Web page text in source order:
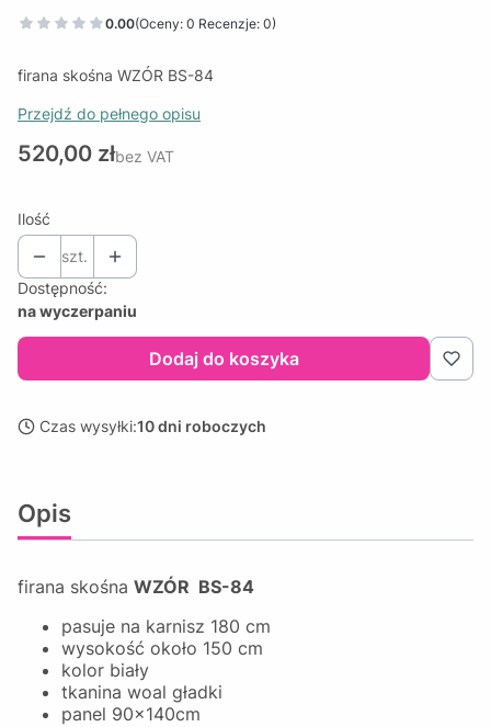
0.00(Oceny: 0 Recenzje: 0)
firana skośna WZÓR BS-84
Przejdź do pełnego opisu
Cena
520,00 złbez VAT
Ilość
szt.
Dostępność:
na wyczerpaniu
Dodaj do koszyka
Czas wysyłki:10 dni roboczych
Opis
firana skośna WZÓR BS-84
pasuje na karnisz 180 cm
wysokość około 150 cm
kolor biały
tkanina woal gładki
panel 90x140cm